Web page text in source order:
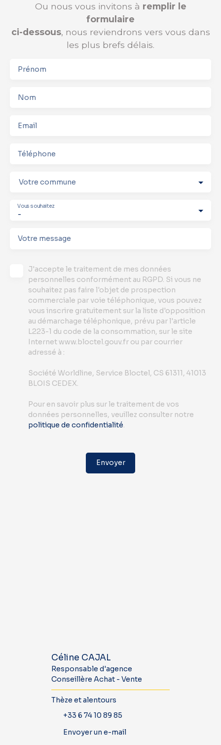
Ou nous vous invitons à remplir le
formulaire
ci-dessous, nous reviendrons vers vous dans
les plus brefs délais.
Prénom
Nom
Email
Téléphone
Votre commune
-
Vous souhaitez
Votre message
J'accepte le traitement de mes données
personnelles conformément au RGPD. Si vous ne
souhaitez pas faire l'objet de prospection
commerciale par voie téléphonique, vous pouvez
vous inscrire gratuitement sur la liste d'opposition
au démarchage téléphonique, prévu par l'article
L223-1 du code de la consommation, sur le site
Internet www.bloctel.gouv.fr ou par courrier
adressé à :
Société Worldline, Service Bloctel, CS 61311, 41013
BLOIS CEDEX.
Pour en savoir plus sur le traitement de vos
données personnelles, veuillez consulter notre
politique de confidentialité.
Envoyer
Céline CAJAL
Responsable d'agence
Conseillère Achat - Vente
Thèze et alentours
+33 6 74 10 89 85
Envoyer un e-mail